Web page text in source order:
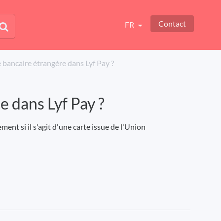
FR Contact
étrangère dans Lyf Pay ?
Lyf Pay ?
si il s'agit d'une carte issue de l'Union